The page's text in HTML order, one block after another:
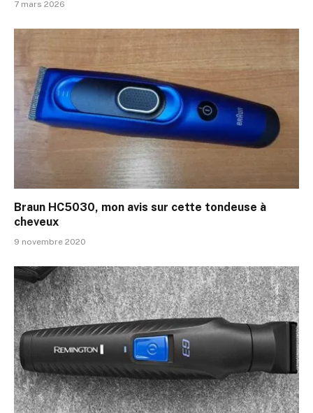
7 mars 2026
Braun HC5030, mon avis sur cette tondeuse à
cheveux
9 novembre 2020